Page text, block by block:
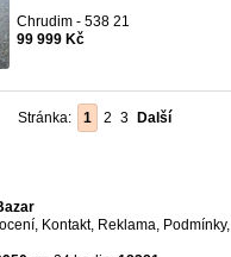
Chrudim - 538 21
99 999 Kč
Stránka: 1 2 3 Další
, Kontakt, Reklama, Podmínky,